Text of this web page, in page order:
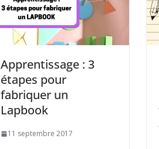
Apprentissage : 3
étapes pour
fabriquer un
Lapbook
11 septembre 2017